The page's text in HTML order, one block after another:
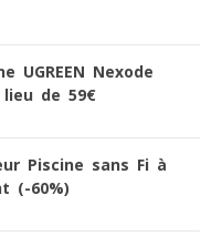
UGREEN Nexode
de 59€
Piscine sans Fi à
(-60%)